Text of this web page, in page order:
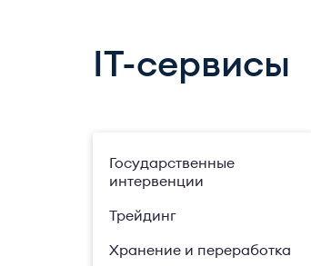
IT-сервисы
Государственные
интервенции
Трейдинг
Хранение и переработка